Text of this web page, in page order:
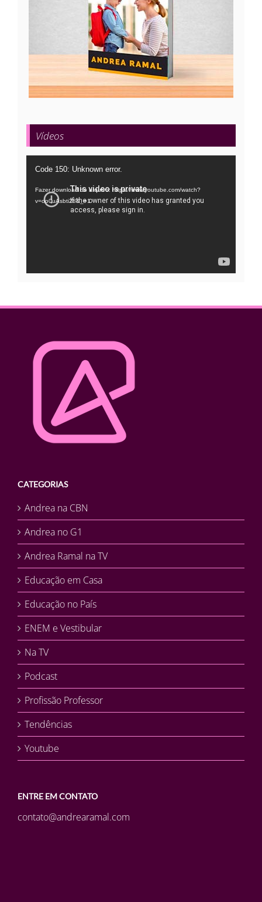
Vídeos
Tocador
vídeo
Code 150: Unknown error.
Fazer download do arquivo: https://www.youtube.com/watch?
v=oo0uAsbti28&_=1
CATEGORIAS
Andrea na CBN
Andrea no G1
Andrea Ramal na TV
Educação em Casa
Educação no País
ENEM e Vestibular
Na TV
Podcast
Profissão Professor
Tendências
Youtube
ENTRE EM CONTATO
contato@andrearamal.com